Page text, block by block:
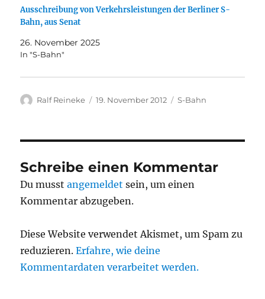
Ausschreibung von Verkehrsleistungen der Berliner S-
Bahn, aus Senat
26. November 2025
In "S-Bahn"
Autor
Ralf Reineke
Veröffentlicht
19. November 2012 Kategorien
S-Bahn
Schreibe einen Kommentar
Du musstangemeldet sein, um einen
Kommentar abzugeben.
Diese Website verwendet Akismet, um Spam zu
reduzieren.Erfahre, wie deine
Kommentardaten verarbeitet werden.